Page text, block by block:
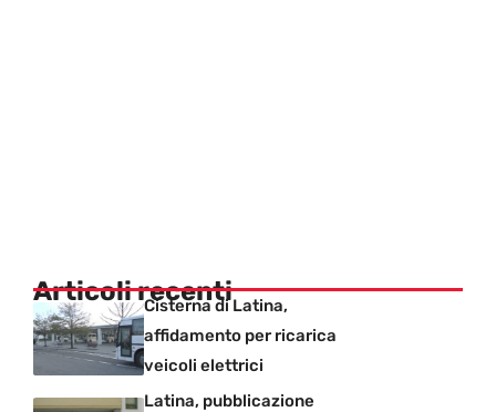
Articoli recenti
Cisterna di Latina,
affidamento per ricarica
veicoli elettrici
Latina, pubblicazione